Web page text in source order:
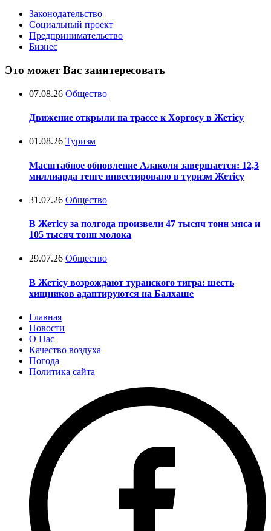
Законодательство
Социальный проект
Предпринимательство
Бизнес
Это может Вас заинтересовать
07.08.26 Общество
Движение открыли на трассе к Хоргосу в Жетісу
01.08.26 Туризм
Масштабное обновление Алаколя завершается: 12,3
миллиарда тенге инвестировано в туризм Жетісу
31.07.26 Общество
В Жетісу за полгода произвели 47 тысяч тонн мяса и
105 тысяч тонн молока
29.07.26 Общество
В Жетісу возрождают туранского тигра: шесть
хищников адаптируются на Балхаше
Главная
Новости
О Нас
Качество воздуха
Погода
Политика сайта